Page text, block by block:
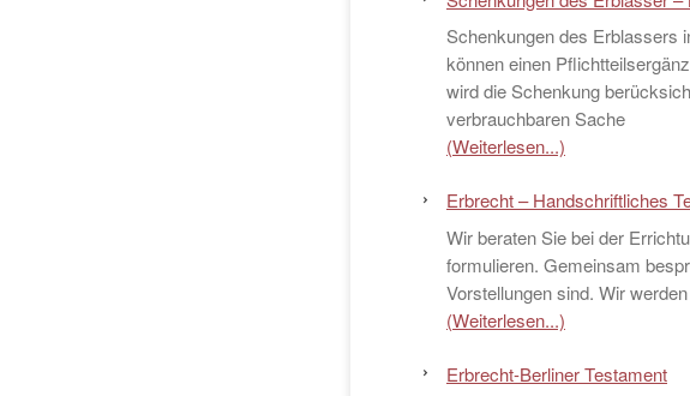
Schenkungen des Erblassers
können einen
wird die Schenkung
verbrauchbaren Sache
(Weiterlesen...)
Erbrecht – Handschriftliches
Wir beraten Sie bei der
formulieren. Gemeinsam
Vorstellungen sind. Wir
(Weiterlesen...)
Erbrecht-Berliner Testament